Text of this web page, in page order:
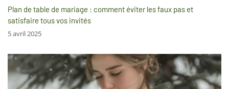
Plan de table de mariage : comment éviter les faux pas et
satisfaire tous vos invités
5 avril 2025